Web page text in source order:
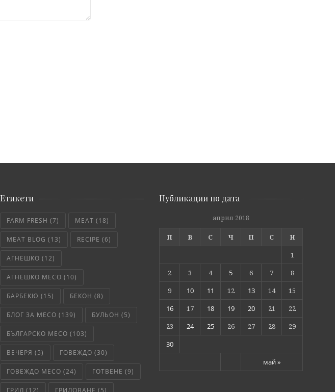
Етикети
FARM FRESH (7) MEAT (18)
MEAT BLOG (13) RECIPE (6)
АГНЕШКО (12)
АГНЕШКО МЕСО (10)
БАРБЕКЮ (15) БЕКОН (8)
БЛОГ ЗА МЕСО (139) БУЛЬОН (5)
БЪЛГАРСКО МЕСО (103)
ВЕЧЕРЯ (5) ГОВЕЖДО (30)
ГОВЕЖДО МЕСО (24) ГОТВЕНЕ (9)
Публикации по дата
април 2018
П В С Ч П С Н
май »
1
2
3 4 5 6 7
8
9
10 11 12 13 14
15
16
17 18 19 20 21
22
23
24 25 26 27 28
29
30